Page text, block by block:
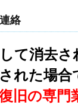
絡
て消去さ
れた場合
復旧の専